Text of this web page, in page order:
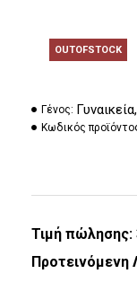
OUTOFSTOCK
Γένος:
Κωδικός
Τιμή πώλησης:
Προτεινόμενη